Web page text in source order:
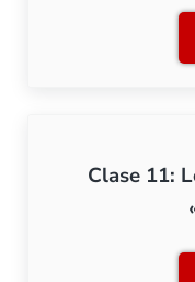
Clase 11: